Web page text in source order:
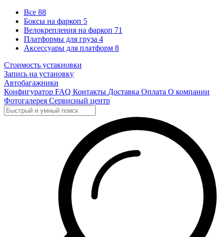
Все 88
Боксы на фаркоп 5
Велокрепления на фаркоп 71
Платформы для груза 4
Аксессуары для платформ 8
Стоимость устакновки
Запись на установку
Автобагажники
Конфигуратор FAQ Контакты Доставка Оплата О компании
Фотогалерея Сервисный центр